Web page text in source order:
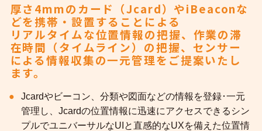
厚さ4mmのカード（Jcard）やiBeaconな
どを携帯・設置することによる
リアルタイムな位置情報の把握、作業の滞
在時間（タイムライン）の把握、センサー
による情報収集の一元管理をご提案いたし
ます。
Jcardやビーコン、分類や図面などの情報を登録･一元
管理し、Jcardの位置情報に迅速にアクセスできるシン
プルでユニバーサルなUIと直感的なUXを備えた位置情